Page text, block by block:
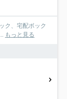
ク、宅配ボック
もっと見る